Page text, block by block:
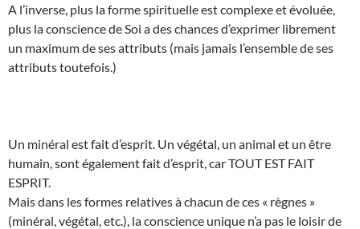
A l’inverse, plus la forme spirituelle est complexe et évoluée,
plus la conscience de Soi a des chances d’exprimer librement
un maximum de ses attributs (mais jamais l’ensemble de ses
attributs toutefois.)
Un minéral est fait d’esprit. Un végétal, un animal et un être
humain, sont également fait d’esprit, car TOUT EST FAIT
ESPRIT.
Mais dans les formes relatives à chacun de ces « règnes »
(minéral, végétal, etc.), la conscience unique n’a pas le loisir de